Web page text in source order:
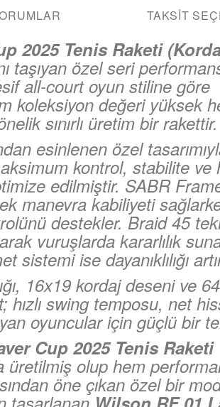
TAKSIT
2025 Tenis Raketi
taşıyan özel seri
all-court oyun stiline göre
koleksiyon değeri yüksek
sınırlı üretim bir rakettir.
esinlenen özel
kontrol, stabilite ve
edilmiştir. SABR
manevra kabiliyeti
destekler. Braid 45
vuruşlarda kararlılık
ise dayanıklılığı
16x19 kordaj deseni ve
swing temposu, net
oyuncular için güçlü bir
Cup 2025 Tenis Raketi
üretilmiş olup hem
öne çıkan özel bir